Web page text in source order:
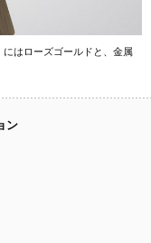
にはローズゴールドと、金属
ン